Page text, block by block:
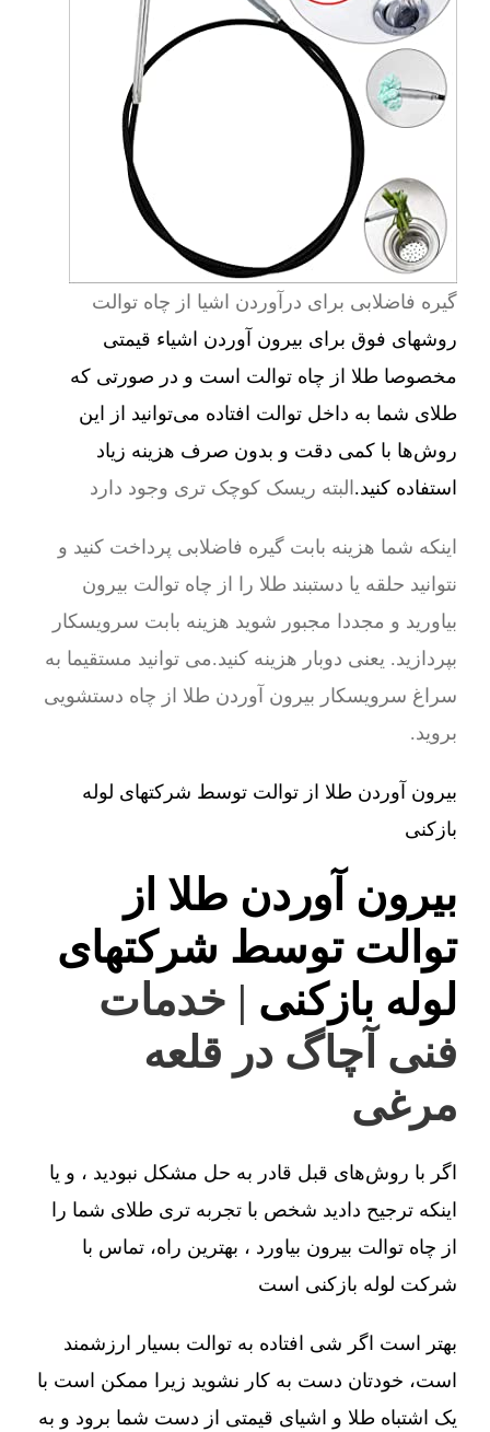
گیره فاضلابی برای درآوردن اشیا از چاه توالت
روشهای فوق برای بیرون آوردن اشیاء قیمتی
مخصوصا طلا از چاه توالت است و در صورتی که
طلای شما به داخل توالت افتاده می‌توانید از این
روش‌ها با کمی دقت و بدون صرف هزینه زیاد
استفاده کنید.البته ریسک کوچک تری وجود دارد
اینکه شما هزینه بابت گیره فاضلابی پرداخت کنید و
نتوانید حلقه یا دستبند طلا را از چاه توالت بیرون
بیاورید و مجددا مجبور شوید هزینه بابت سرویسکار
بپردازید. یعنی دوبار هزینه کنید.می توانید مستقیما به
سراغ سرویسکار بیرون آوردن طلا از چاه دستشویی
بروید.
بیرون آوردن طلا از توالت توسط شرکتهای لوله
بازکنی
بیرون آوردن طلا از
توالت توسط شرکتهای
لوله بازکنی | خدمات
فنی آچاگ در قلعه
مرغی
اگر با روش‌های قبل قادر به حل مشکل نبودید ، و یا
اینکه ترجیح دادید شخص با تجربه تری طلای شما را
از چاه توالت بیرون بیاورد ، بهترین راه، تماس با
شرکت لوله بازکنی است
بهتر است اگر شی افتاده به توالت بسیار ارزشمند
است، خودتان دست به کار نشوید زیرا ممکن است با
یک اشتباه طلا و اشیای قیمتی از دست شما برود و به